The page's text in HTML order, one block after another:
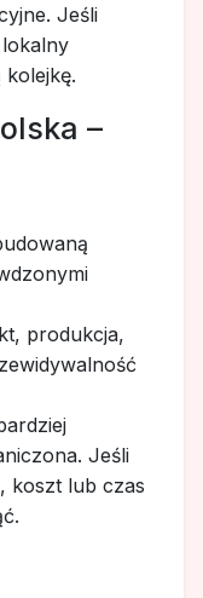
Jeśli
kolejkę.
–
produkcja,
Jeśli
koszt lub czas